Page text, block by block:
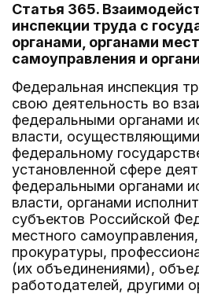
Статья 365.
инспекции труда с
органами, органами
самоуправления и
Федеральная инспекция
свою деятельность во
федеральными органами
власти,
федеральному
установленной сфере
федеральными органами
власти, органами
субъектов Российской
местного
прокуратуры,
(их объединениями),
работодателей, другими